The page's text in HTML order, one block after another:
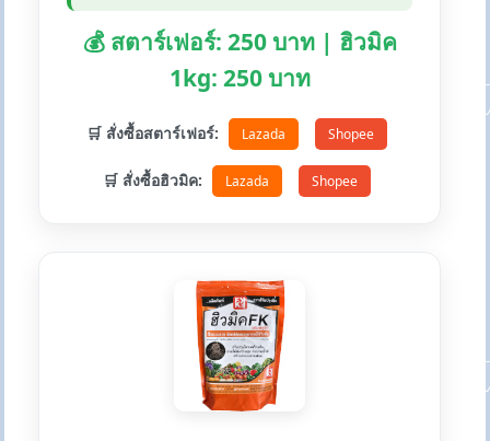
💰 สตาร์เฟอร์: 250 บาท | ฮิวมิค
1kg: 250 บาท
🛒 สั่งซื้อสตาร์เฟอร์: Lazada Shopee
🛒 สั่งซื้อฮิวมิค: Lazada Shopee